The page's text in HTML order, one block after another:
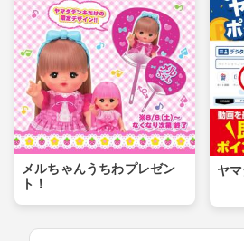
メルちゃんうちわプレゼン
ト！
ヤ